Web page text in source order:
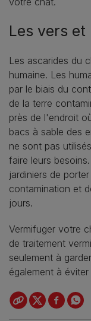
Les vers et
Les ascarides du
humaine. Les
par le biais du
de la terre
près de l'endroit
bacs à sable des
ne sont pas
faire leurs
jardiniers de
contamination et
jours.
Vermifuger votre
de traitement
seulement à
également à